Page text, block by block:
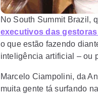
No South Summit Brazil,
executivos das
o que estão fazendo
inteligência artificial – ou
Marcelo Ciampolini, da
muita gente tá surfando